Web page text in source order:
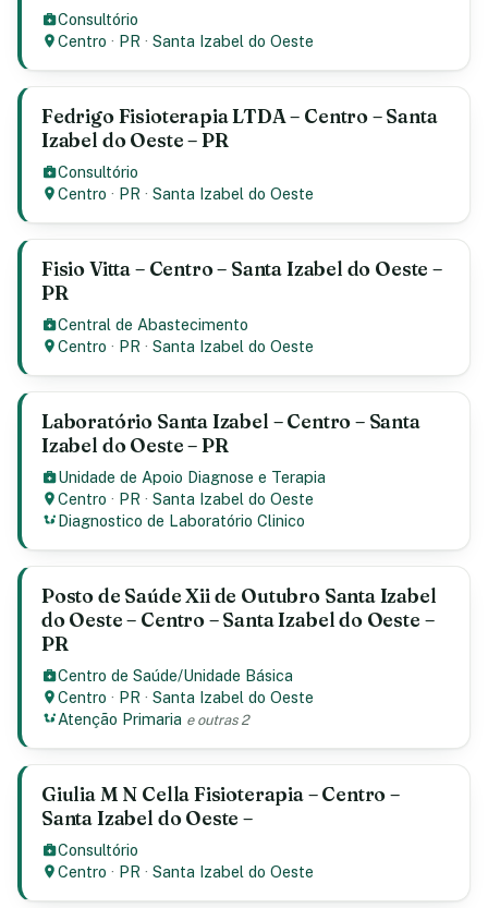
Consultório
Centro · PR ·Santa Izabel do Oeste
Fedrigo Fisioterapia LTDA – Centro – Santa
Izabel do Oeste – PR
Consultório
Centro · PR ·Santa Izabel do Oeste
Fisio Vitta – Centro – Santa Izabel do Oeste –
PR
Central de Abastecimento
Centro · PR ·Santa Izabel do Oeste
Laboratório Santa Izabel – Centro – Santa
Izabel do Oeste – PR
Unidade de Apoio Diagnose e Terapia
Centro · PR ·Santa Izabel do Oeste
Diagnostico de Laboratório Clinico
Posto de Saúde Xii de Outubro Santa Izabel
do Oeste – Centro – Santa Izabel do Oeste –
PR
Centro de Saúde/Unidade Básica
Centro · PR ·Santa Izabel do Oeste
Atenção Primaria e outras 2
Giulia M N Cella Fisioterapia – Centro –
Santa Izabel do Oeste –
Consultório
Centro · PR ·Santa Izabel do Oeste